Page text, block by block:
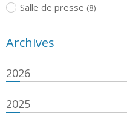
Salle de presse (8)
Archives
2026
2025